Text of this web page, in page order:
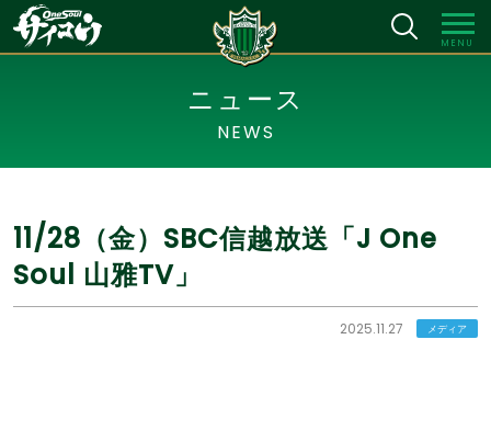
MENU
ニュース
NEWS
11/28（金）SBC信越放送「J One
Soul 山雅TV」
2025.11.27 メディア